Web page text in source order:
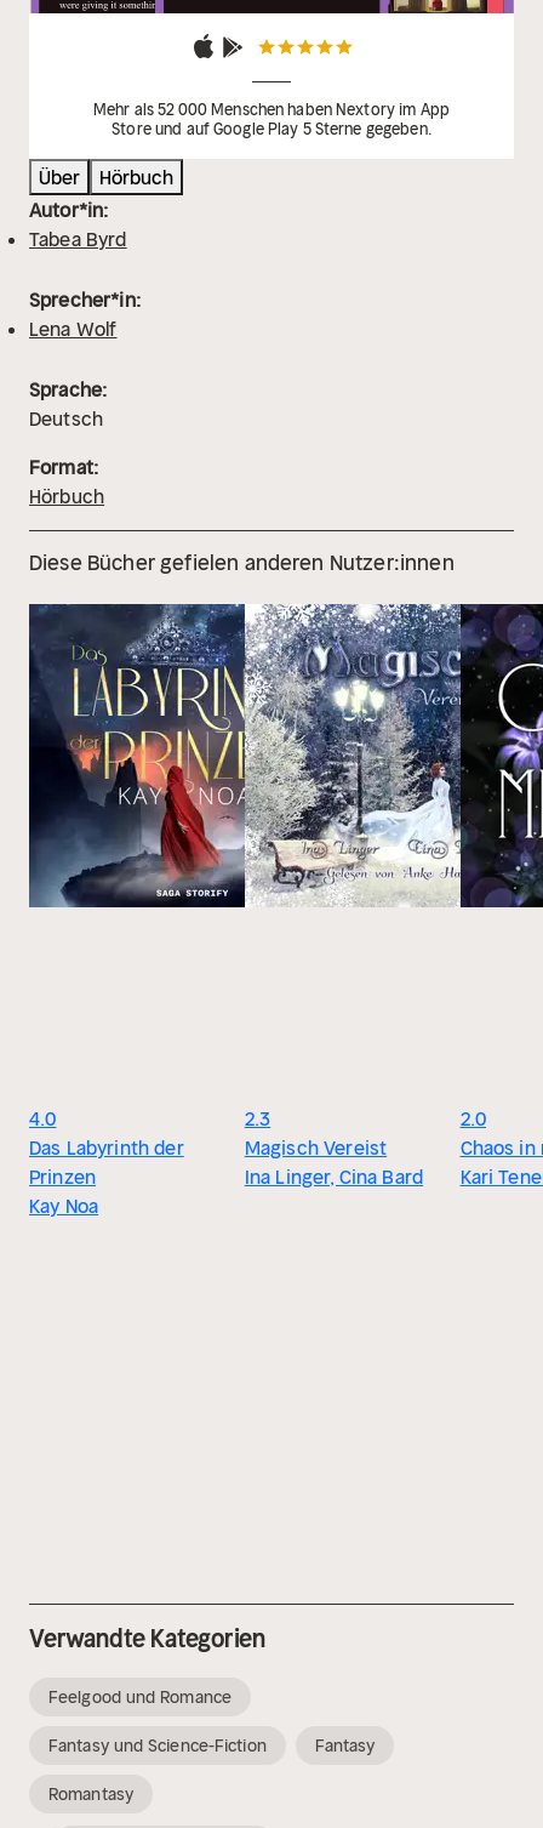
Mehr als 52 000 Menschen haben Nextory im App
Store und auf Google Play 5 Sterne gegeben.
Über
Hörbuch
Autor*in:
Tabea Byrd
Sprecher*in:
Lena Wolf
Sprache:
Deutsch
Format:
Hörbuch
Diese Bücher gefielen anderen Nutzer:innen
4.0
Das Labyrinth der
Prinzen
Kay Noa
2.3
Magisch Vereist
Ina Linger, Cina Bard
2.0
Chaos in
Kari
Verwandte Kategorien
Feelgood und Romance
Fantasy und Science-Fiction Fantasy
Romantasy